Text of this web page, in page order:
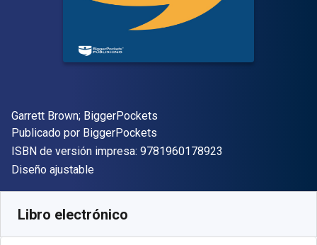
Autor(es)
Garrett Brown; BiggerPockets
Editor
Publicado por BiggerPockets
ISBN de versión impresa: 9781960178923
Formato
Diseño ajustable
Libro electrónico